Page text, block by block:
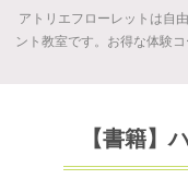
アトリエフローレットは自
ント教室です。お得な体験
【書籍】